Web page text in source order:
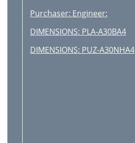
Purchaser: Engineer:
DIMENSIONS: PLA-A30BA4
DIMENSIONS: PUZ-A30NHA4